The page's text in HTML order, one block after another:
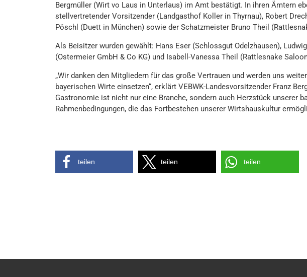
Bergmüller (Wirt vo Laus in Unterlaus) im Amt bestätigt. In ihren Ämtern
stellvertretender Vorsitzender (Landgasthof Koller in Thyrnau), Robert
Pöschl (Duett in München) sowie der Schatzmeister Bruno Theil
Als Beisitzer wurden gewählt: Hans Eser (Schlossgut Odelzhausen),
(Ostermeier GmbH & Co KG) und Isabell-Vanessa Theil (Rattlesnake
„Wir danken den Mitgliedern für das große Vertrauen und werden uns
bayerischen Wirte einsetzen“, erklärt VEBWK-Landesvorsitzender Franz
Gastronomie ist nicht nur eine Branche, sondern auch Herzstück unserer
Rahmenbedingungen, die das Fortbestehen unserer Wirtshauskultur
teilen teilen teilen